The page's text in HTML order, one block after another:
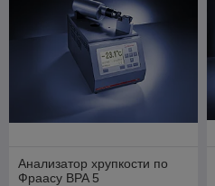
Анализатор хрупкости по
Фраасу BPA 5